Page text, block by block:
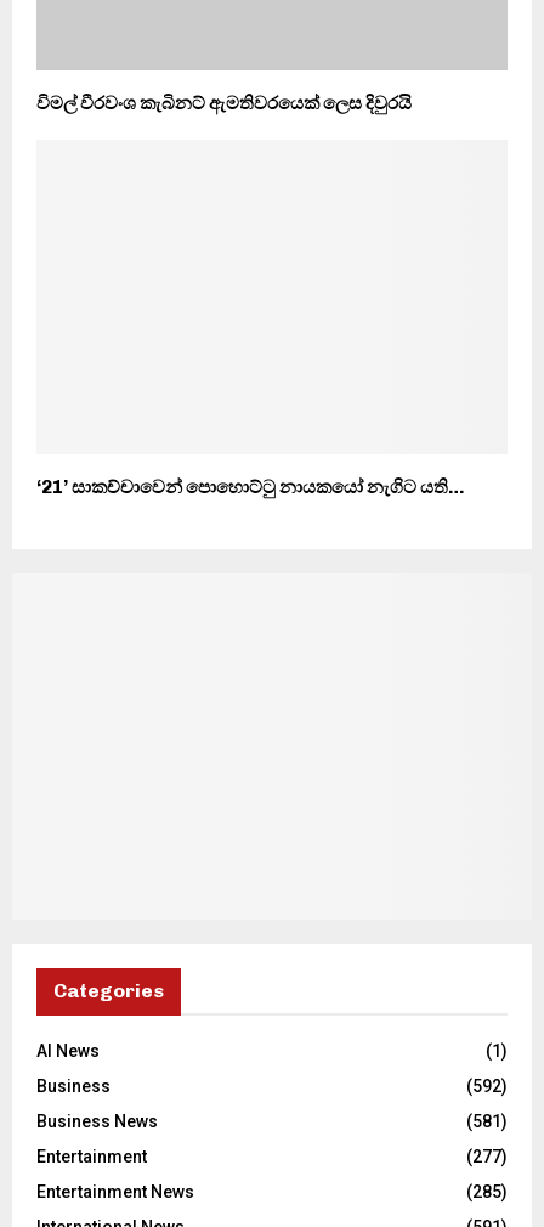
විමල් වීරවංශ කැබිනට් ඇමතිවරයෙක් ලෙස දිවුරයි
‘21’ සාකච්චාවෙන් පොහොට්ටු නායකයෝ නැගිට යති…
Categories
AI News
(1)
Business
(592)
Business News
(581)
Entertainment
(277)
Entertainment News
(285)